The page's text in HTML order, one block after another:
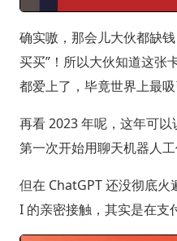
确实嗷，那会儿大伙都缺
买买”！所以大伙知道这张
都爱上了，毕竟世界上最
再看 2023 年呢，这年可
第一次开始用聊天机器人工
但在 ChatGPT 还没彻底
I 的亲密接触，其实是在支